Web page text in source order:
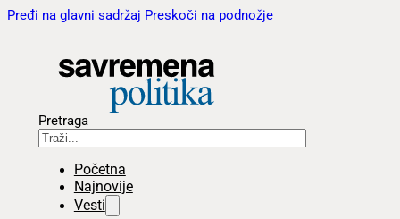
Pređi na glavni sadržaj Preskoči na podnožje
Pretraga
Početna
Najnovije
Vesti